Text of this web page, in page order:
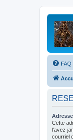
FAQ
Cette
l’avez
courriel